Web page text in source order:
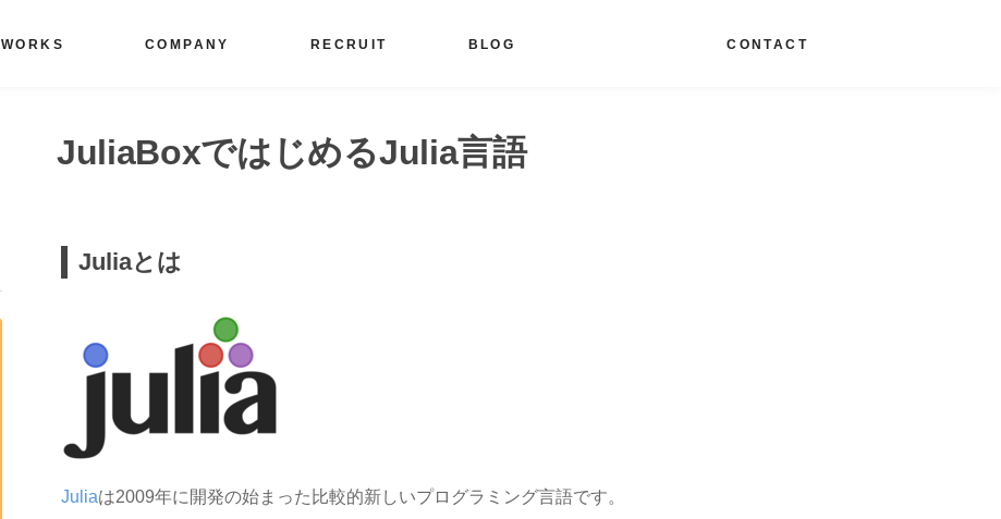
WORKS COMPANY RECRUIT BLOG CONTACT
JuliaBoxではじめるJulia言語
Juliaとは
Juliaは2009年に開発の始まった比較的新しいプログラミング言語です。